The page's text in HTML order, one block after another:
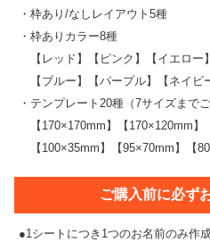
・枠あり/なしレイアウト5種
・枠ありカラー8種
【レッド】【ピンク】【イエロー
【ブルー】【パープル】【ネイビ
・テンプレート20種（7サイズまでご
【170×170mm】【170×120mm】
【100×35mm】【95×70mm】【
ご購入前に必ず
●1シートにつき1つのお名前のみ作